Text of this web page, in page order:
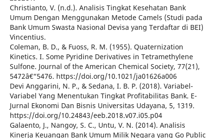
Christianto, V. (n.d.). Analisis Tingkat Kesehatan Bank
Umum Dengan Menggunakan Metode Camels (Studi pada
Bank Umum Swasta Nasional Devisa yang Terdaftar di BEI)
Vincentius.
Coleman, B. D., & Fuoss, R. M. (1955). Quaternization
Kinetics. I. Some Pyridine Derivatives in Tetramethylene
Sulfone. Journal of the American Chemical Society, 77(21),
5472â€“5476. https://doi.org/10.1021/ja01626a006
Devi Anggarini, N. P., & Sedana, I. B. P. (2018). Variabel-
Variabel Yang Menentukan Tingkat Profitabilitas Bank. E-
Jurnal Ekonomi Dan Bisnis Universitas Udayana, 5, 1319.
https://doi.org/10.24843/eeb.2018.v07.i05.p04
Galaento, J., Nangoy, S. C., Untu, V. N. (2014). Analisis
Kinerja Keuangan Bank Umum Milik Negara yang Go Public